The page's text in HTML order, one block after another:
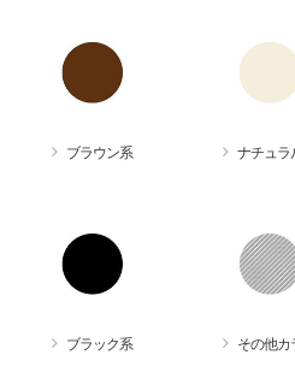
ブラウン系 ナチュラ
ブラック系 その他カ